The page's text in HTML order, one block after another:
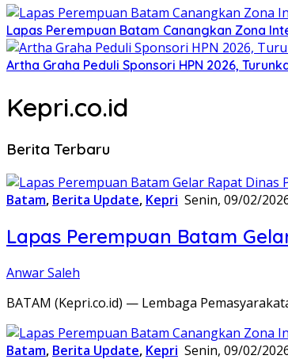
Lapas Perempuan Batam Canangkan Zona
Artha Graha Peduli Sponsori HPN 2026,
Kepri.co.id
Berita Terbaru
Batam, Berita Update, Kepri Senin, 09/02/
Lapas Perempuan Batam
Anwar Saleh
BATAM (Kepri.co.id) — Lembaga
Batam, Berita Update, Kepri Senin, 09/02/